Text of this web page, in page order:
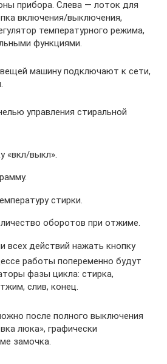
прибора. Слева — лоток для
включения/выключения,
температурного режима,
функциями.
машину подключают к сети,
управления стиральной
«вкл/выкл».
стирки.
оборотов при отжиме.
всех действий нажать кнопку
работы попеременно будут
фазы цикла: стирка,
слив, конец.
после полного выключения
люка», графически
замочка.